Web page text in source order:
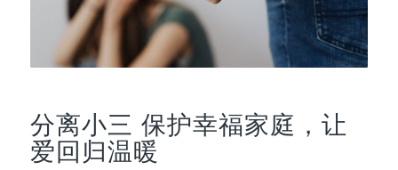
分离小三 保护幸福家庭，让
爱回归温暖